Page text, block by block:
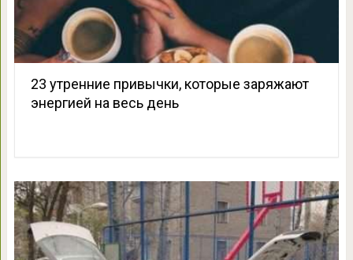
23 утренние привычки, которые заряжают
энергией на весь день